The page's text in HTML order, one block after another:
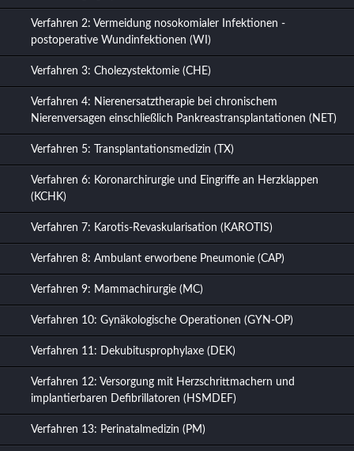
Verfahren 2: Vermeidung nosokomialer Infektionen -
postoperative Wundinfektionen (WI)
Verfahren 3: Cholezystektomie (CHE)
Verfahren 4: Nierenersatztherapie bei chronischem
Nierenversagen einschließlich Pankreastransplantationen (NET)
Verfahren 5: Transplantationsmedizin (TX)
Verfahren 6: Koronarchirurgie und Eingriffe an Herzklappen
(KCHK)
Verfahren 7: Karotis-Revaskularisation (KAROTIS)
Verfahren 8: Ambulant erworbene Pneumonie (CAP)
Verfahren 9: Mammachirurgie (MC)
Verfahren 10: Gynäkologische Operationen (GYN-OP)
Verfahren 11: Dekubitusprophylaxe (DEK)
Verfahren 12: Versorgung mit Herzschrittmachern und
implantierbaren Defibrillatoren (HSMDEF)
Verfahren 13: Perinatalmedizin (PM)